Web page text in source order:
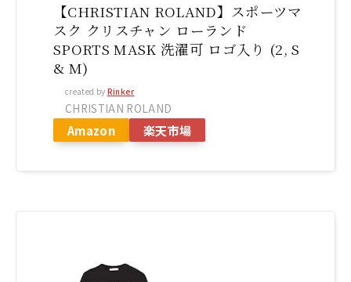
【CHRISTIAN ROLAND】スポーツマ
スク クリスチャン ローランド
SPORTS MASK 洗濯可 ロゴ入り (2, S
& M)
created by Rinker
CHRISTIAN ROLAND
Amazon 楽天市場